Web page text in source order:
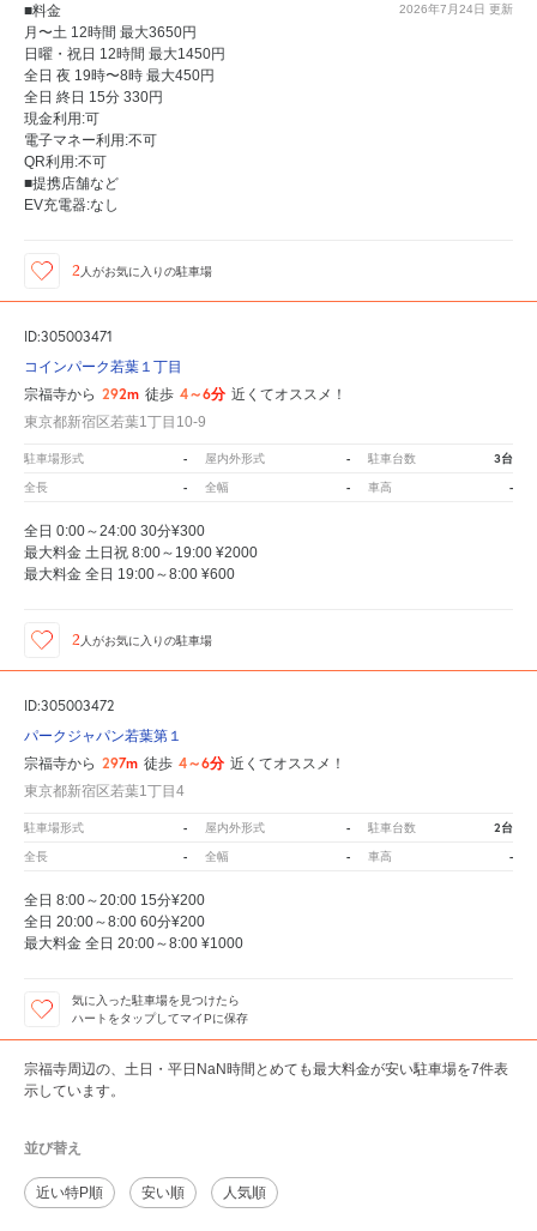
2026年7月24日 更新
■料金
月〜土 12時間 最大3650円
日曜・祝日 12時間 最大1450円
全日 夜 19時〜8時 最大450円
全日 終日 15分 330円
現金利用:可
電子マネー利用:不可
QR利用:不可
■提携店舗など
EV充電器:なし
2 人がお気に入りの駐車場
ID:305003471
コインパーク若葉１丁目
宗福寺から 292m 徒歩 4～6分 近くてオススメ！
東京都新宿区若葉1丁目10-9
駐車場形式 - 屋内外形式 - 駐車台数 3台
全長 - 全幅 - 車高 -
全日 0:00～24:00 30分¥300
最大料金 土日祝 8:00～19:00 ¥2000
最大料金 全日 19:00～8:00 ¥600
2 人がお気に入りの駐車場
ID:305003472
パークジャパン若葉第１
宗福寺から 297m 徒歩 4～6分 近くてオススメ！
東京都新宿区若葉1丁目4
駐車場形式 - 屋内外形式 - 駐車台数 2台
全長 - 全幅 - 車高 -
全日 8:00～20:00 15分¥200
全日 20:00～8:00 60分¥200
最大料金 全日 20:00～8:00 ¥1000
気に入った駐車場を見つけたら
ハートをタップしてマイPに保存
宗福寺周辺の、土日・平日NaN時間とめても最大料金が安い駐車場を7件表
示しています。
並び替え
近い特P順 安い順 人気順